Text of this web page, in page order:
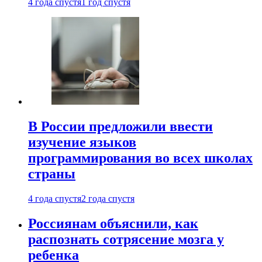
4 года спустя 1 год спустя
В России предложили ввести
изучение языков
программирования во всех школах
страны
4 года спустя2 года спустя
Россиянам объяснили, как
распознать сотрясение мозга у
ребенка